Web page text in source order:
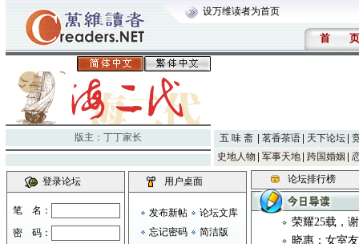
设万维读者为首页
首 页
版主： 丁丁家长 五 味 斋 茗香茶语 天下论坛
史地人物
军事天地 跨国婚姻
登录论坛
笔 名：
密 码：
用户桌面
发布新帖
论坛文库
忘记密码
简洁版
论坛排行榜
荣耀25载，
晓惠：女室友